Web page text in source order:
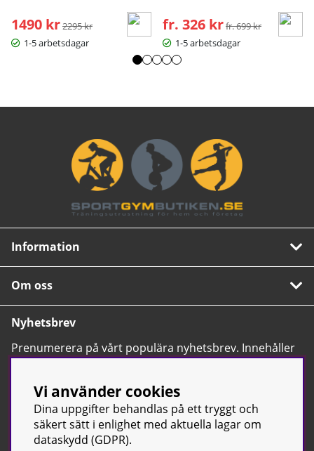
1490 kr Ordinarie pris:
2295 kr
1-5 arbetsdagar
fr. 326 kr Ordinarie pris:
fr. 699 kr
1-5 arbetsdagar
Information
Om oss
Nyhetsbrev
Prenumerera på vårt populära nyhetsbrev. Innehåller
tips, nyheter och våra allra bästa erbjudanden.
Vi använder cookies
Dina uppgifter behandlas på ett tryggt och
säkert sätt i enlighet med aktuella lagar om
dataskydd (GDPR).